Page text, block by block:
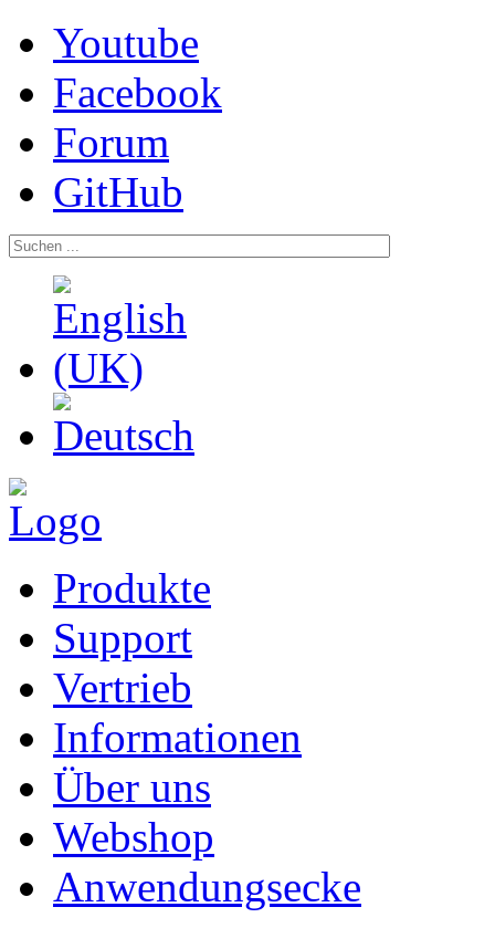
Youtube
Facebook
Forum
GitHub
Produkte
Support
Vertrieb
Informationen
Über uns
Webshop
Anwendungsecke